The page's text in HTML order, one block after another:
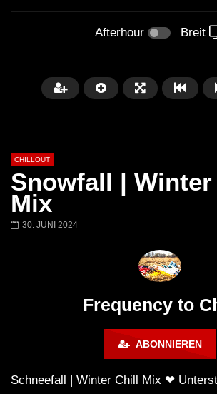
Afterhour Breit
Chillout Ibiza Lounge 2024 🍓
Calm & Relaxing Background
CHILLOUT
Snowfall |
Mix
30. JUNI 2024
Frequency to
ABONNIEREN
Schneefall | Winter Chill Mix ❤